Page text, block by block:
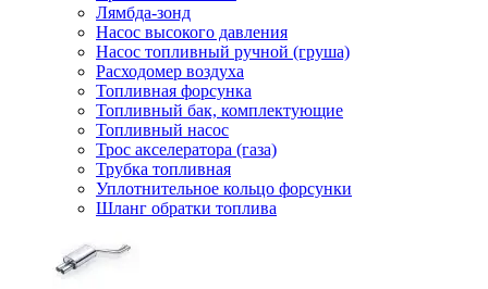
Лямбда-зонд
Насос высокого давления
Насос топливный ручной (груша)
Расходомер воздуха
Топливная форсунка
Топливный бак, комплектующие
Топливный насос
Трос акселератора (газа)
Трубка топливная
Уплотнительное кольцо форсунки
Шланг обратки топлива